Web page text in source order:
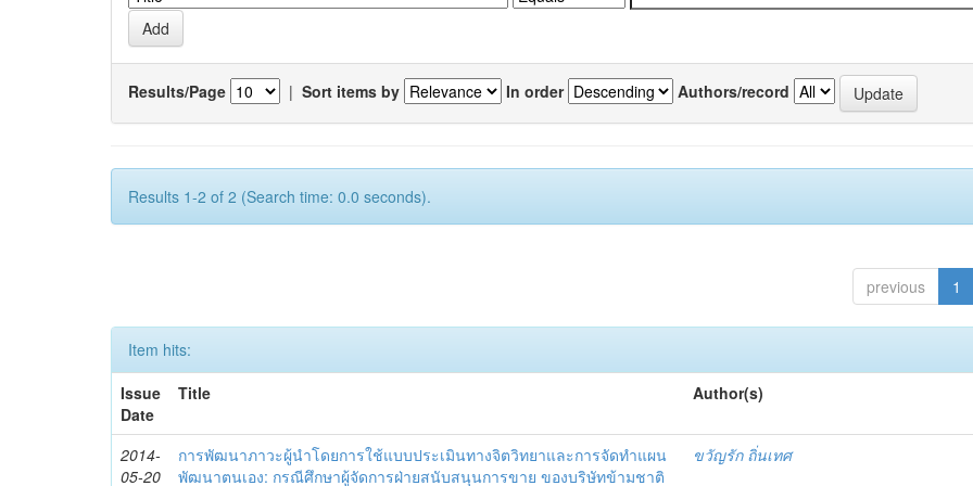
Results/Page | Sort items by In order Authors/record
Results 1-2 of 2 (Search time: 0.0 seconds).
previous 1
Item hits:
Issue
Date
Title Author(s)
2014-
05-20
การพัฒนาภาวะผู้นำโดยการใช้แบบประเมินทางจิตวิทยาและการจัดทำแผน
พัฒนาตนเอง: กรณีศึกษาผู้จัดการฝ่ายสนับสนุนการขาย ของบริษัทข้ามชาติ
ขวัญรัก ถิ่นเทศ